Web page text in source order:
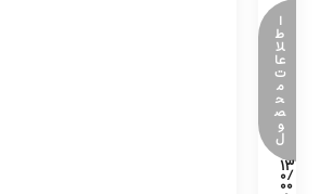
ا
ط
لا
عا
ت
م
ح
ص
و
ل